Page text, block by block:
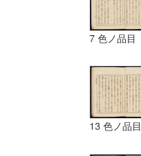
7 色ノ品目
13 色ノ品目